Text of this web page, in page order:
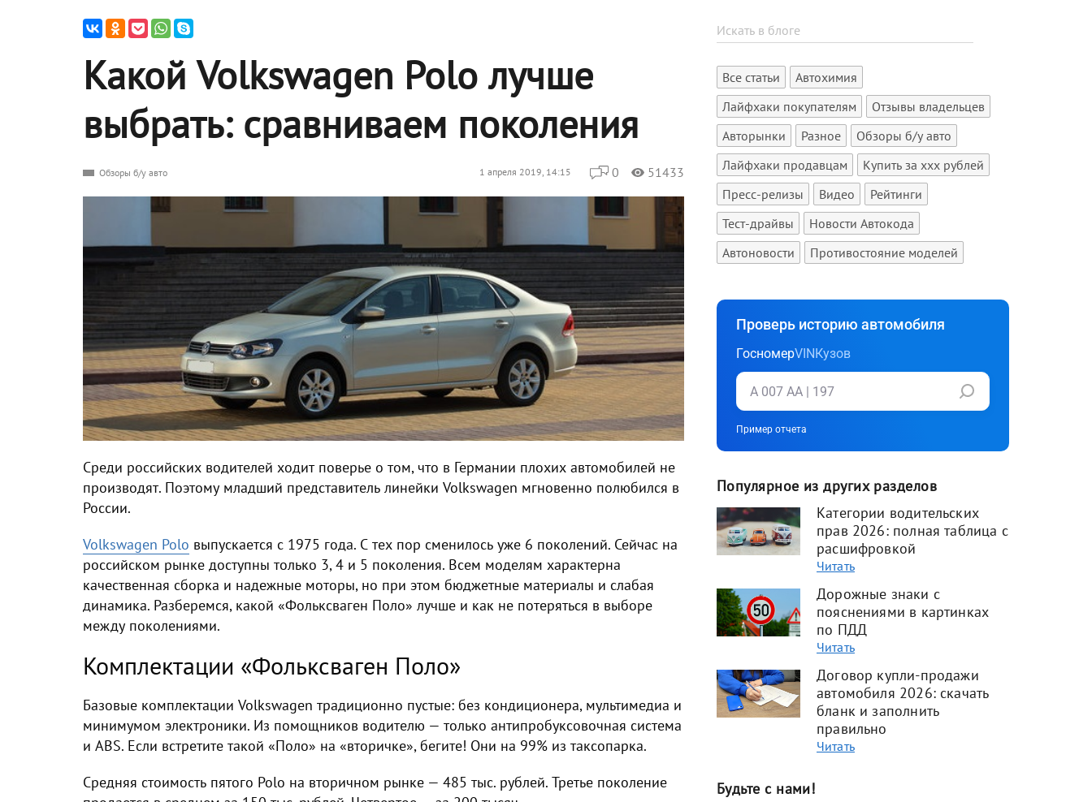
Какой Volkswagen Polo лучше
выбрать: сравниваем поколения
Обзоры б/у авто 1 апреля 2019, 14:15 0 51433
Среди российских водителей ходит поверье о том, что в Германии плохих автомобилей не
производят. Поэтому младший представитель линейки Volkswagen мгновенно полюбился в
России.
Volkswagen Polo выпускается с 1975 года. С тех пор сменилось уже 6 поколений. Сейчас на
российском рынке доступны только 3, 4 и 5 поколения. Всем моделям характерна
качественная сборка и надежные моторы, но при этом бюджетные материалы и слабая
динамика. Разберемся, какой «Фольксваген Поло» лучше и как не потеряться в выборе
между поколениями.
Комплектации «Фольксваген Поло»
Базовые комплектации Volkswagen традиционно пустые: без кондиционера, мультимедиа и
минимумом электроники. Из помощников водителю — только антипробуксовочная система
и ABS. Если встретите такой «Поло» на «вторичке», бегите! Они на 99% из таксопарка.
Средняя стоимость пятого Polo на вторичном рынке — 485 тыс. рублей. Третье поколение
Все статьи
Автохимия
Лайфхаки покупателям
Отзывы владельцев
Авторынки
Разное
Обзоры б/у авто
Лайфхаки продавцам
Купить за xxx рублей
Пресс-релизы
Видео
Рейтинги
Тест-драйвы
Новости Автокода
Автоновости
Противостояние моделей
Проверь историю автомобиля
ГосномерVINКузов
Пример отчета
Популярное из других разделов
Категории водительских
прав 2026: полная таблица с
расшифровкой
Читать
Дорожные знаки с
пояснениями в картинках
по ПДД
Читать
Договор купли-продажи
автомобиля 2026: скачать
бланк и заполнить
правильно
Читать
Будьте с нами!